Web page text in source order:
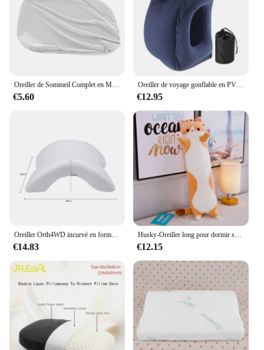
pillow is not just a product but an essential addition
to your baby's care routine.
€5.60
Oreiller de voyage gonflable en PVC, appui-tête Portable, coussin de soutien du menton pour avion, voiture, bureau, sieste
€12.95
€14.83
Husky-Oreiller long pour dormir sur le côté, lit, canapé, décoration d'intérieur, joli cadeau d'anniversaire pour enfants et adultes, cadeau mignon, 50-130cm
€12.15